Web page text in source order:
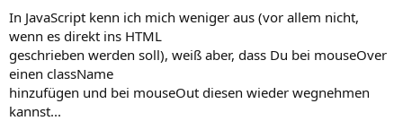
In JavaScript kenn ich mich weniger aus (vor allem nicht,
wenn es direkt ins HTML
geschrieben werden soll), weiß aber, dass Du bei mouseOver
einen className
hinzufügen und bei mouseOut diesen wieder wegnehmen
kannst...